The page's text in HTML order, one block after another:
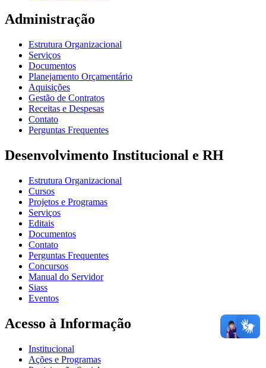
Administração
Estrutura Organizacional
Serviços
Documentos
Planejamento Orçamentário
Aquisições
Gestão de Contratos
Receitas e Despesas
Contato
Perguntas Frequentes
Desenvolvimento Institucional e RH
Estrutura Organizacional
Cursos
Projetos e Programas
Serviços
Editais
Documentos
Contato
Perguntas Frequentes
Concursos
Manual do Servidor
Siass
Eventos
Acesso à Informação
Institucional
Ações e Programas